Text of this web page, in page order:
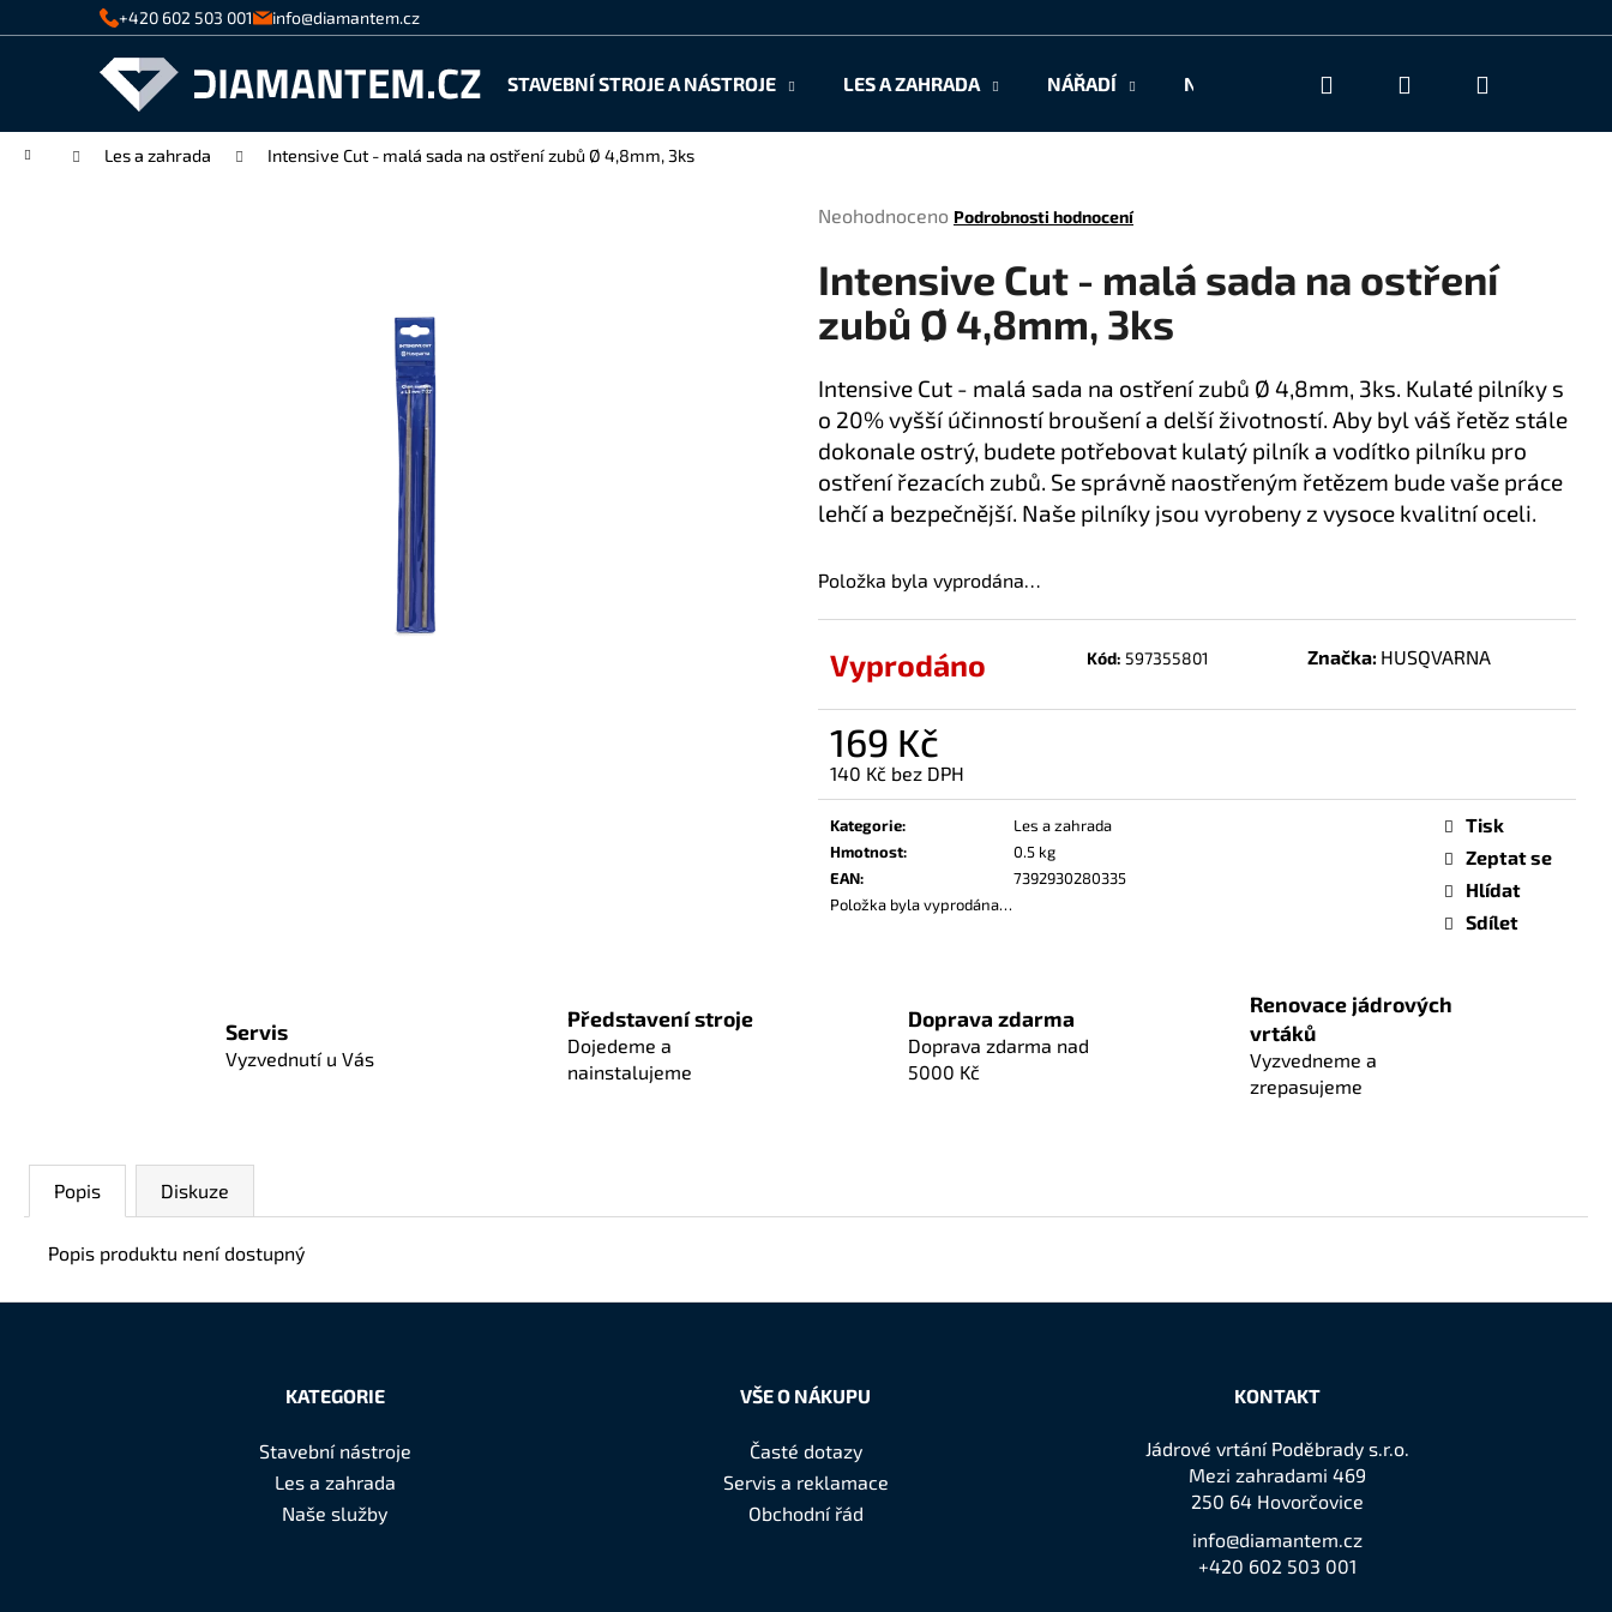
na
+420 602 503 001 info@diamantem.cz
STAVEBNÍ STROJE A NÁSTROJE LES A ZAHRADA NÁŘADÍ NAŠE SLUŽBY KONTAKT
Hledat Přihlášení
Domů Les a zahrada Intensive Cut - malá sada na ostření zubů Ø 4,8mm, 3ks
Průměrné
produktu
je
0,0
z
hvězdiček.
Neohodnoceno Podrobnosti hodnocení
Intensive Cut - malá sada na ostření
zubů Ø 4,8mm, 3ks
Intensive Cut - malá sada na ostření zubů Ø 4,8mm, 3ks. Kulaté pilníky s
o 20% vyšší účinností broušení a delší životností. Aby byl váš řetěz stále
dokonale ostrý, budete potřebovat kulatý pilník a vodítko pilníku pro
ostření řezacích zubů. Se správně naostřeným řetězem bude vaše práce
lehčí a bezpečnější. Naše pilníky jsou vyrobeny z vysoce kvalitní oceli.
Položka byla vyprodána…
Vyprodáno Kód: 597355801 Značka: HUSQVARNA
169 Kč
140 Kč bez DPH
Měrná
cena:
Kategorie:
Les a zahrada
Hmotnost:
0.5 kg
EAN:
7392930280335
Položka byla vyprodána…
Tisk
Zeptat se
Hlídat
Sdílet
Servis
Vyzvednutí u Vás
Představení stroje
Dojedeme a
nainstalujeme
Doprava zdarma
Doprava zdarma nad
5000 Kč
Renovace jádrových
vrtáků
Vyzvedneme a
zrepasujeme
Popis Diskuze
Popis produktu není dostupný
o
k
Zpět
obchodu
Zpět
obchodu
Co potřebujete najít?
HLEDAT
KATEGORIE
Stavební nástroje
Les a zahrada
Naše služby
VŠE O NÁKUPU
Časté dotazy
Servis a reklamace
Obchodní řád
KONTAKT
Jádrové vrtání Poděbrady s.r.o.
Mezi zahradami 469
250 64 Hovorčovice
info@diamantem.cz
+420 602 503 001